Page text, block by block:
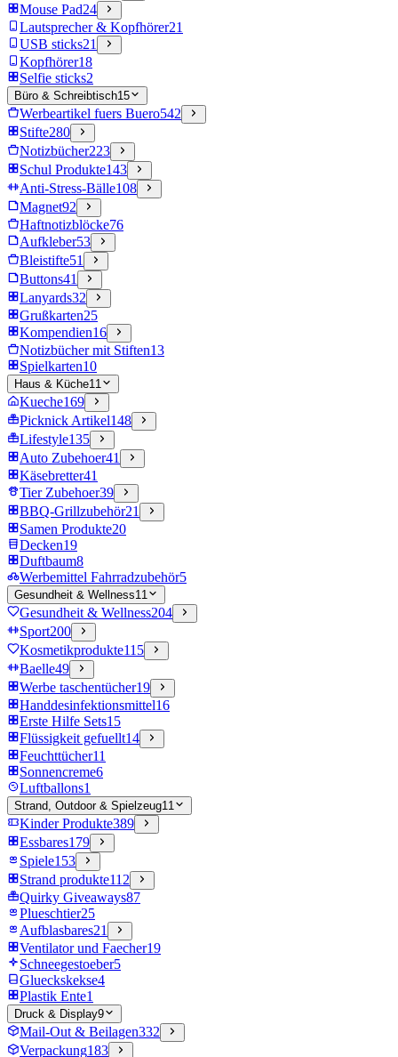
Mouse Pad24
Lautsprecher & Kopfhörer21
USB sticks21
Kopfhörer18
Selfie sticks2
Büro & Schreibtisch15
Werbeartikel fuers Buero542
Stifte280
Notizbücher223
Schul Produkte143
Anti-Stress-Bälle108
Magnet92
Haftnotizblöcke76
Aufkleber53
Bleistifte51
Buttons41
Lanyards32
Grußkarten25
Kompendien16
Notizbücher mit Stiften13
Spielkarten10
Haus & Küche11
Kueche169
Picknick Artikel148
Lifestyle135
Auto Zubehoer41
Käsebretter41
Tier Zubehoer39
BBQ-Grillzubehör21
Samen Produkte20
Decken19
Duftbaum8
Werbemittel Fahrradzubehör5
Gesundheit & Wellness11
Gesundheit & Wellness204
Sport200
Kosmetikprodukte115
Baelle49
Werbe taschentücher19
Handdesinfektionsmittel16
Erste Hilfe Sets15
Flüssigkeit gefuellt14
Feuchttücher11
Sonnencreme6
Luftballons1
Strand, Outdoor & Spielzeug11
Kinder Produkte389
Essbares179
Spiele153
Strand produkte112
Quirky Giveaways87
Plueschtier25
Aufblasbares21
Ventilator und Faecher19
Schneegestoeber5
Glueckskekse4
Plastik Ente1
Druck & Display9
Mail-Out & Beilagen332
Verpackung183